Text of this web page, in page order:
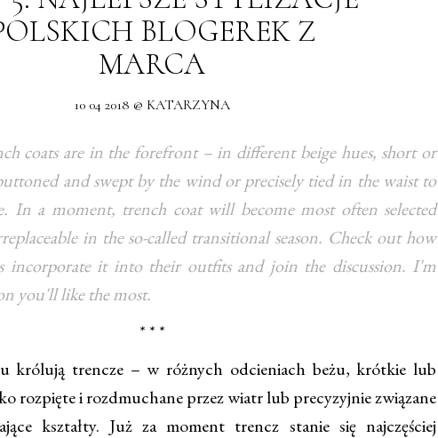
BLOGEREK Z
MARCA
10 04 2018 @ KATARZYNA
coats are in the forefront – in different beige hues, short or
and swept by the wind or precisely tied in the waist to
In a moment, trench coat will become most often selected
in the so-called transitional season. Check out how
incorporate it into their outfits and join the discussion. I'm
you'll like the most.
* * *
trencze – w różnych odcieniach beżu, krótkie lub
rozpięte i rozdmuchane przez wiatr lub precyzyjnie związane
kształty. Już za moment trencz stanie się najczęściej